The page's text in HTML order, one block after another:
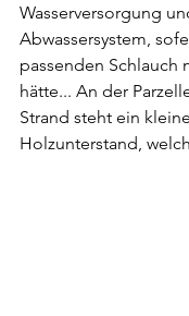
Wasserversorgung
Abwassersystem,
passenden Schlauch
hätte... An der
Strand steht ein
Holzunterstand,